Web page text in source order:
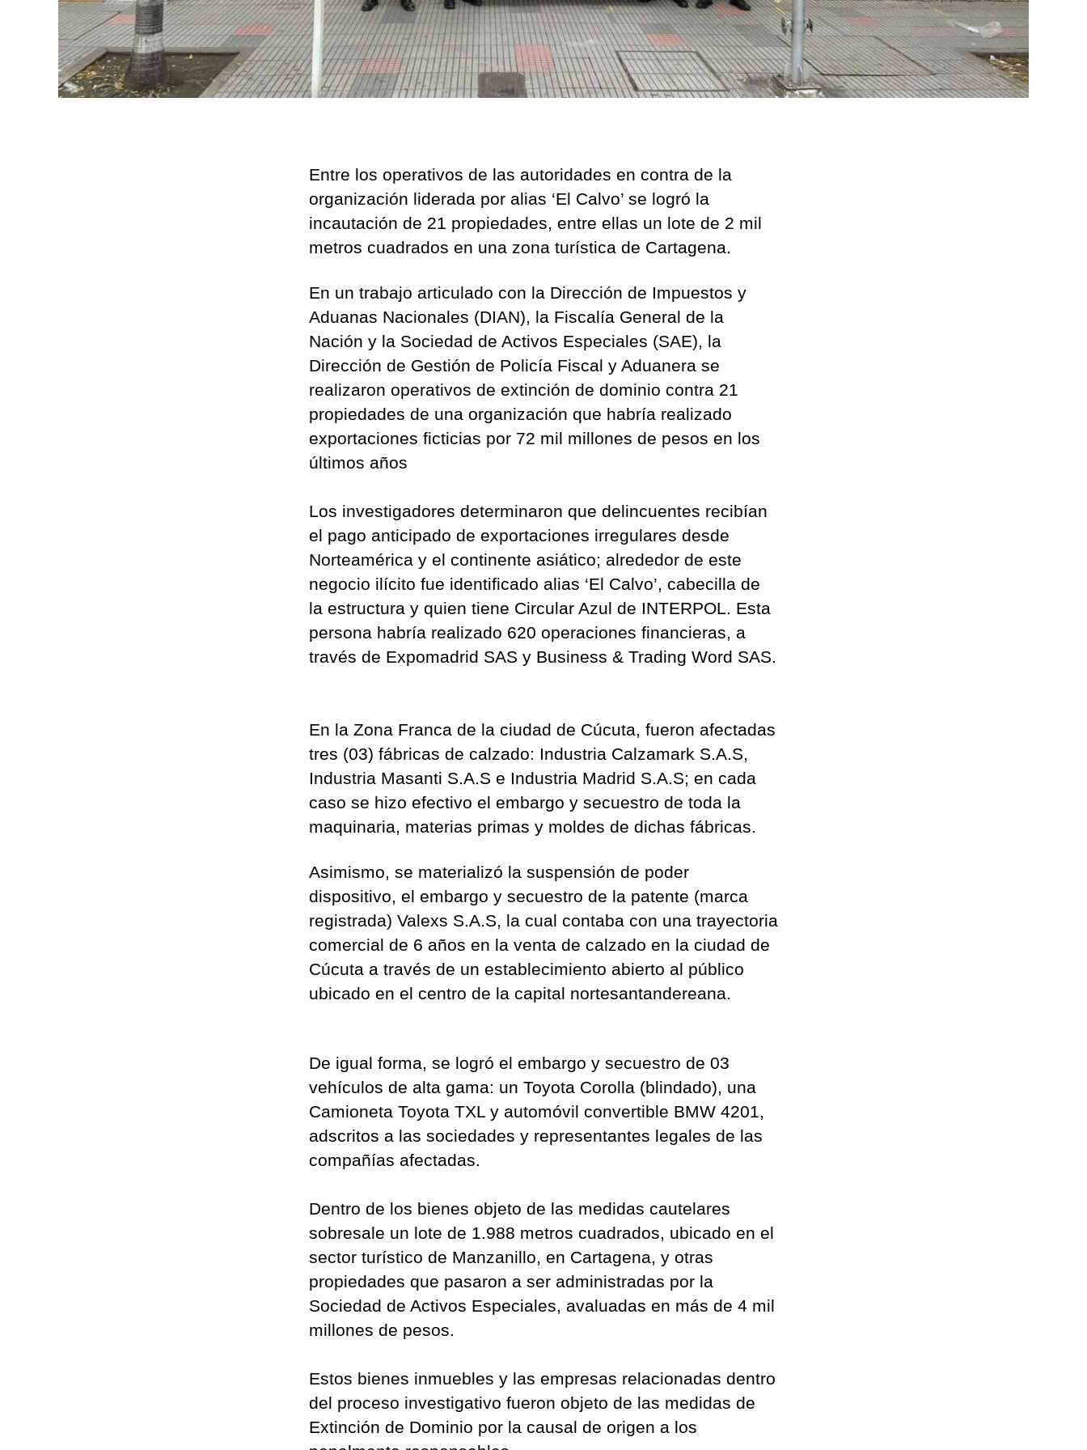
Entre los operativos de las autoridades en contra de la
organización liderada por alias ‘El Calvo’ se logró la
incautación de 21 propiedades, entre ellas un lote de 2 mil
metros cuadrados en una zona turística de Cartagena.
En un trabajo articulado con la Dirección de Impuestos y
Aduanas Nacionales (DIAN), la Fiscalía General de la
Nación y la Sociedad de Activos Especiales (SAE), la
Dirección de Gestión de Policía Fiscal y Aduanera se
realizaron operativos de extinción de dominio contra 21
propiedades de una organización que habría realizado
exportaciones ficticias por 72 mil millones de pesos en los
últimos años
Los investigadores determinaron que delincuentes recibían
el pago anticipado de exportaciones irregulares desde
Norteamérica y el continente asiático; alrededor de este
negocio ilícito fue identificado alias ‘El Calvo’, cabecilla de
la estructura y quien tiene Circular Azul de INTERPOL. Esta
persona habría realizado 620 operaciones financieras, a
través de Expomadrid SAS y Business & Trading Word SAS.
En la Zona Franca de la ciudad de Cúcuta, fueron afectadas
tres (03) fábricas de calzado: Industria Calzamark S.A.S,
Industria Masanti S.A.S e Industria Madrid S.A.S; en cada
caso se hizo efectivo el embargo y secuestro de toda la
maquinaria, materias primas y moldes de dichas fábricas.
Asimismo, se materializó la suspensión de poder
dispositivo, el embargo y secuestro de la patente (marca
registrada) Valexs S.A.S, la cual contaba con una trayectoria
comercial de 6 años en la venta de calzado en la ciudad de
Cúcuta a través de un establecimiento abierto al público
ubicado en el centro de la capital nortesantandereana.
De igual forma, se logró el embargo y secuestro de 03
vehículos de alta gama: un Toyota Corolla (blindado), una
Camioneta Toyota TXL y automóvil convertible BMW 4201,
adscritos a las sociedades y representantes legales de las
compañías afectadas.
Dentro de los bienes objeto de las medidas cautelares
sobresale un lote de 1.988 metros cuadrados, ubicado en el
sector turístico de Manzanillo, en Cartagena, y otras
propiedades que pasaron a ser administradas por la
Sociedad de Activos Especiales, avaluadas en más de 4 mil
millones de pesos.
Estos bienes inmuebles y las empresas relacionadas dentro
del proceso investigativo fueron objeto de las medidas de
Extinción de Dominio por la causal de origen a los